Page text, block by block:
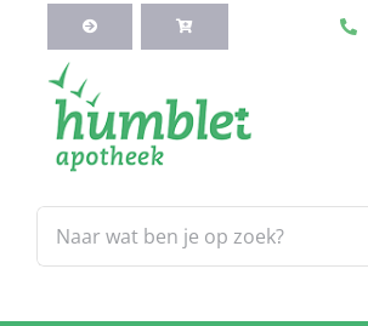
inhoud
naar:
Webshop